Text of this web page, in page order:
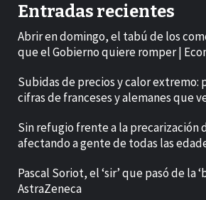
Entradas recientes
Abrir en domingo, el tabú de los
que el Gobierno quiere romper |
Subidas de precios y calor extremo:
cifras de franceses y alemanes que
Sin refugio frente a la precarización
afectando a gente de todas las
Pascal Soriot, el ‘sir’ que pasó de la
AstraZeneca